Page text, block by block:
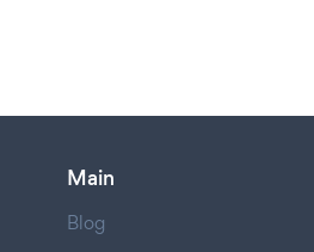
Main
Blog